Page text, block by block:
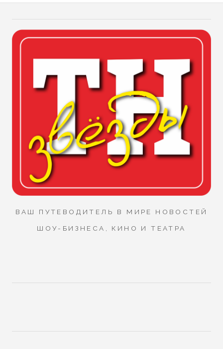
ВАШ ПУТЕВОДИТЕЛЬ В МИРЕ НОВОСТЕЙ
ШОУ-БИЗНЕСА, КИНО И ТЕАТРА